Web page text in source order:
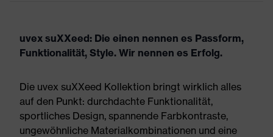
uvex suXXeed: Die einen nennen es Passform,
Funktionalität, Style. Wir nennen es Erfolg.
Die uvex suXXeed Kollektion bringt wirklich alles
auf den Punkt: durchdachte Funktionalität,
sportliches Design, spannende Farbkontraste,
ungewöhnliche Materialkombinationen und eine